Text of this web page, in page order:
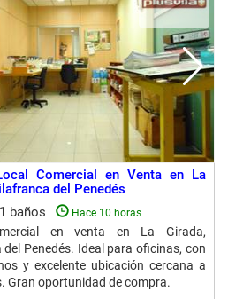
Comercial en Venta en La
del Penedés
1 baños Hace 10 horas
en venta en La Girada,
Penedés. Ideal para oficinas, con
y excelente ubicación cercana a
Gran oportunidad de compra.